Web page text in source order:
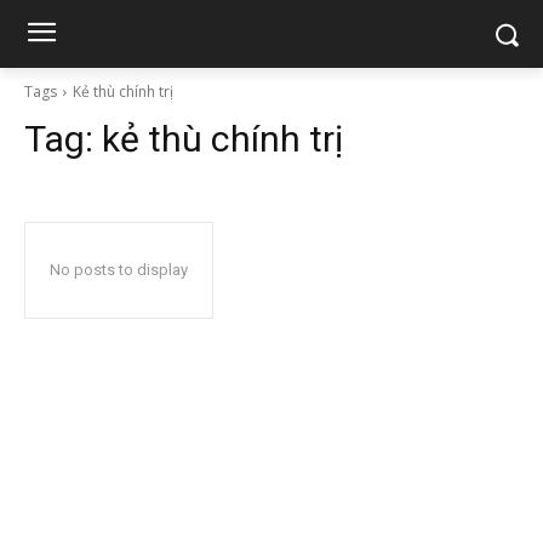
Tags Kẻ thù chính trị
Tag: kẻ thù chính trị
No posts to display